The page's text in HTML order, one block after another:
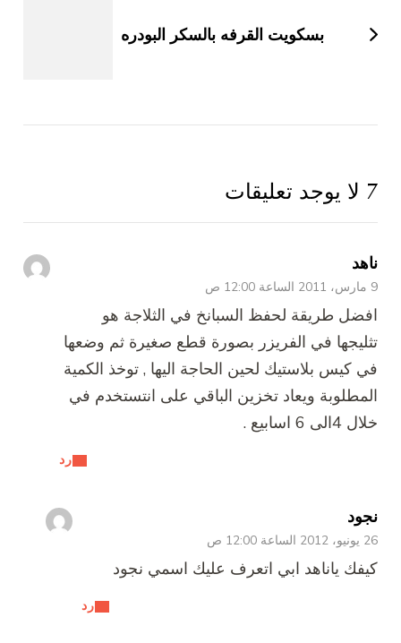
بسكويت القرفه بالسكر البودره
7 لا يوجد تعليقات
ناهد
9 مارس، 2011 الساعة 12:00 ص
رد
افضل طريقة لحفظ السبانخ في الثلاجة هو
تثليجها في الفريزر بصورة قطع صغيرة ثم وضعها
في كيس بلاستيك لحين الحاجة اليها , توخذ الكمية
المطلوبة ويعاد تخزين الباقي على انتستخدم في
خلال 4الى 6 اسابيع .
نجود
26 يونيو، 2012 الساعة 12:00 ص
رد
كيفك ياناهد ابي اتعرف عليك اسمي نجود